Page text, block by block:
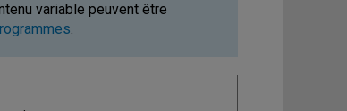
variable peuvent être
.